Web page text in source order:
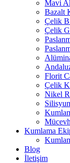
Mavi
Bazalt
Çelik
Çelik
Florit
Çelik
Nikel
Kumlama
Blog
İletişim